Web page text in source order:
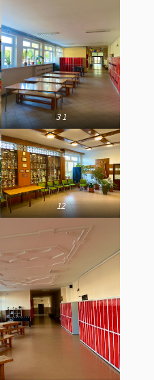
3 1
12